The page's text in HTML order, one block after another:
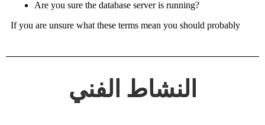
النشاط الفني